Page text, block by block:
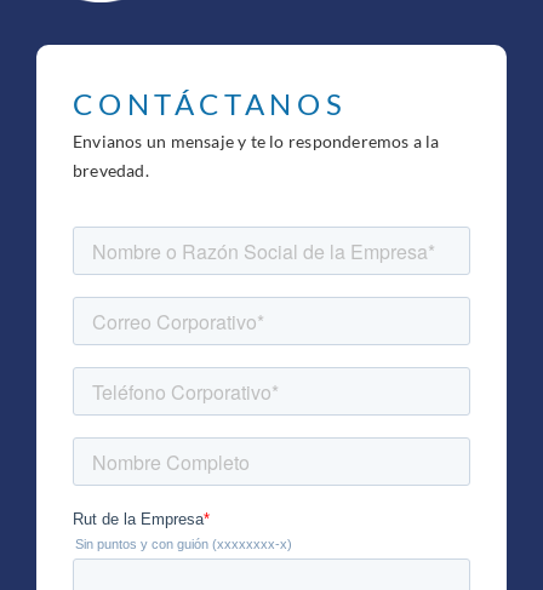
CONTÁCTANOS
Envianos un mensaje y te lo responderemos a la
brevedad.